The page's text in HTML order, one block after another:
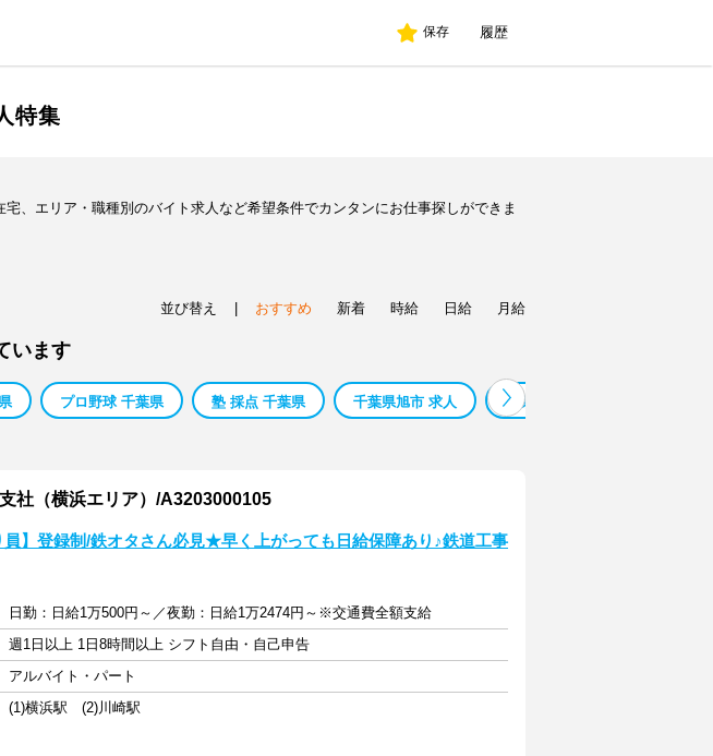
保存 履歴
特集
、エリア・職種別のバイト求人など希望条件でカンタンにお仕事探しができま
並び替え おすすめ 新着 時給 日給 月給
います
プロ野球 千葉県 塾 採点 千葉県 千葉県旭市 求人 千葉県 館内配送
社（横浜エリア）/A3203000105
員】登録制/鉄オタさん必見★早く上がっても日給保障あり♪鉄道工事
日勤：日給1万500円～／夜勤：日給1万2474円～※交通費全額支給
週1日以上 1日8時間以上 シフト自由・自己申告
アルバイト・パート
(1)横浜駅 (2)川崎駅